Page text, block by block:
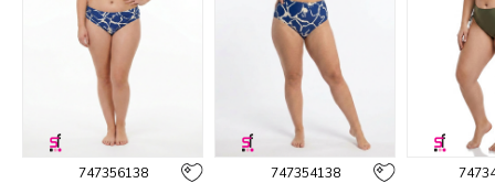
747356138 747354138